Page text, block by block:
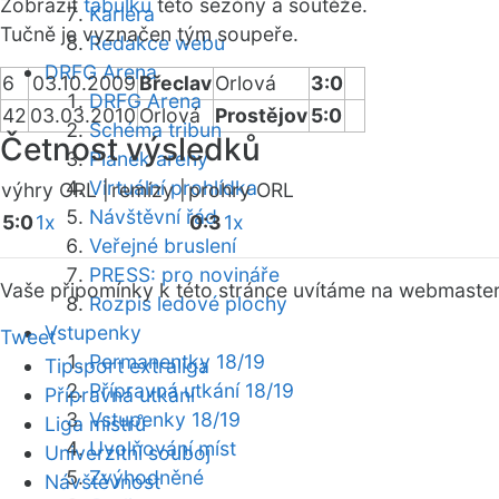
Kariéra
Redakce webu
DRFG Arena
DRFG Arena
Schéma tribun
Plánek areny
Virtuální prohlídka
Návštěvní řád
Veřejné bruslení
PRESS: pro novináře
Rozpis ledové plochy
Vstupenky
Permanentky 18/19
Přípravná utkání 18/19
Vstupenky 18/19
Uvolňování míst
Zvýhodněné
Zobrazit tabulku této sezóny a soutěže.
Tučně je vyznačen tým soupeře.
6 03.10.2009 BřeclavOrlová
3:0
42 03.03.2010Orlová Prostějov5:0
Četnost výsledků
výhry ORL |remízy |prohry ORL
5:01x 0:31x
Vaše připomínky k této stránce uvítáme na webmaster
Tweet
Tipsport extraliga
Přípravná utkání
Liga mistrů
Univerzitní souboj
Návštěvnost